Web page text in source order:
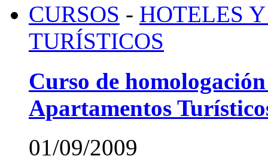
CURSOS - HOTELES
TURÍSTICOS
Curso de
Apartamentos
01/09/2009